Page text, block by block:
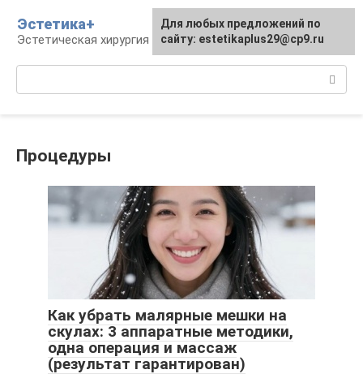
контенту
Эстетика+
Эстетическая хирургия и косметология
Процедуры
Как убрать малярные мешки на
скулах: 3 аппаратные методики,
одна операция и массаж
(результат гарантирован)
Для любых предложений по
сайту: estetikaplus29@cp9.ru